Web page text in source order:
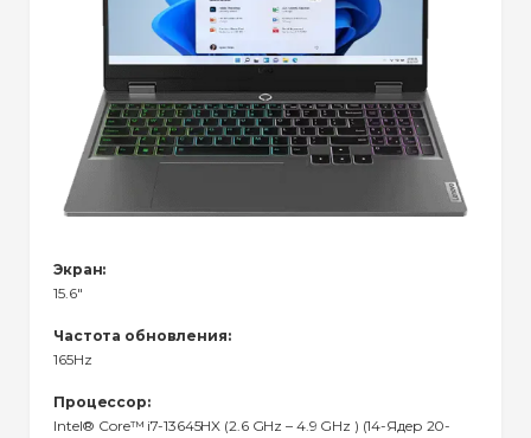
Экран:
15.6"
Частота обновления:
165Hz
Процессор:
Intel® Core™ i7-13645HX (2.6 GHz – 4.9 GHz ) (14-Ядeр 20-